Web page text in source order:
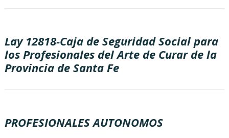
Lay 12818-Caja de Seguridad Social para
los Profesionales del Arte de Curar de la
Provincia de Santa Fe
PROFESIONALES AUTONOMOS